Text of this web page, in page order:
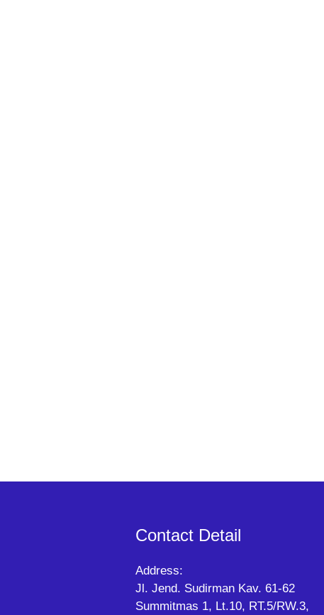
Contact Detail
Address:
Jl. Jend. Sudirman Kav. 61-62
Summitmas 1, Lt.10, RT.5/RW.3,